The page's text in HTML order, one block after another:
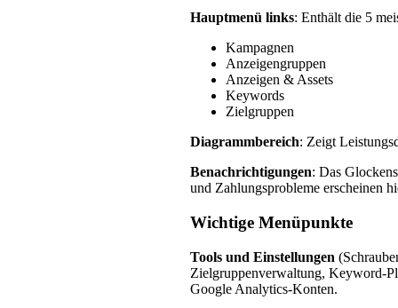
Hauptmenü links: Enthält die 5
Kampagnen
Anzeigengruppen
Anzeigen & Assets
Keywords
Zielgruppen
Diagrammbereich: Zeigt
Benachrichtigungen: Das
und Zahlungsprobleme erscheinen
Wichtige Menüpunkte
Tools und Einstellungen
Zielgruppenverwaltung, Keyword-
Google Analytics-Konten.